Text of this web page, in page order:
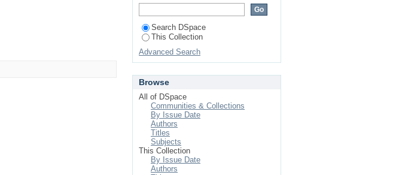
Search DSpace
This Collection
Advanced Search
Browse
All of DSpace
Communities & Collections
By Issue Date
Authors
Titles
Subjects
This Collection
By Issue Date
Authors